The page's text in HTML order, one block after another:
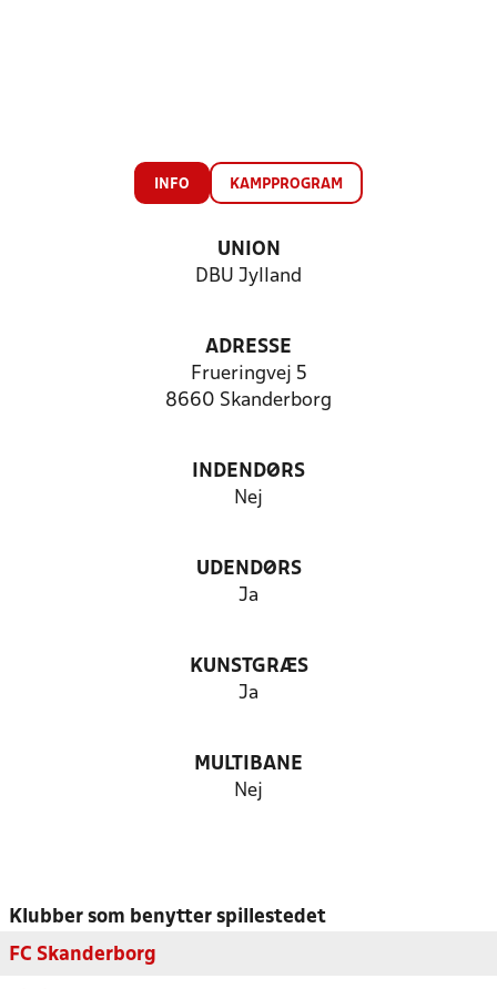
INFO KAMPPROGRAM
UNION
DBU Jylland
ADRESSE
Frueringvej 5
8660 Skanderborg
INDENDØRS
Nej
UDENDØRS
Ja
KUNSTGRÆS
Ja
MULTIBANE
Nej
Klubber som benytter spillestedet
FC Skanderborg